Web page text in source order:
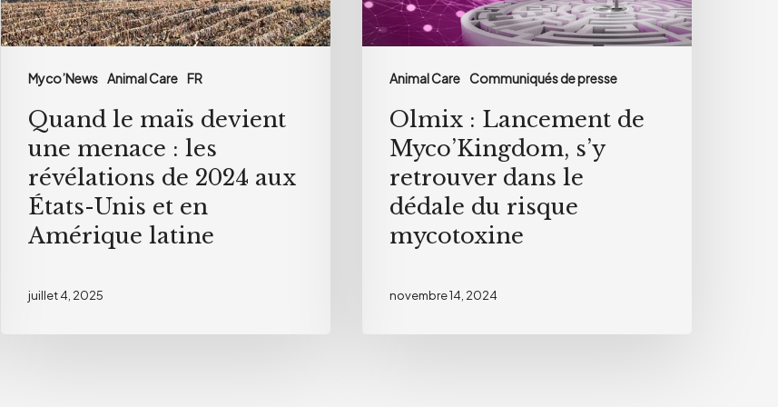
Myco’News Animal Care FR
les
2024
latine
Quand le maïs devient
une menace : les
révélations de 2024 aux
États-Unis et en
Amérique latine
juillet 4, 2025
Animal Care Communiqués de presse
dans
dédale
risque
mycotoxine
Olmix : Lancement de
Myco’Kingdom, s’y
retrouver dans le
dédale du risque
mycotoxine
novembre 14, 2024